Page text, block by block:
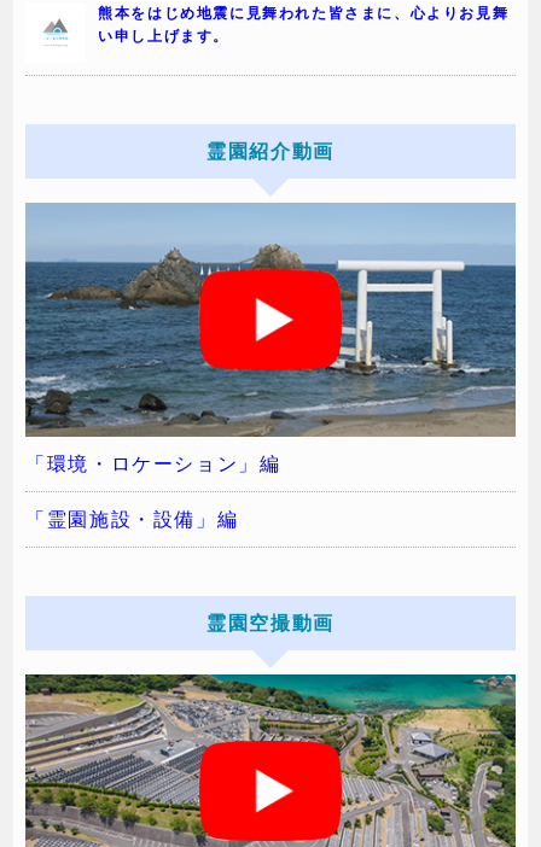
熊本をはじめ地震に見舞われた皆さまに、心よりお見舞
い申し上げます。
霊園紹介動画
「環境・ロケーション」編
「霊園施設・設備」編
霊園空撮動画